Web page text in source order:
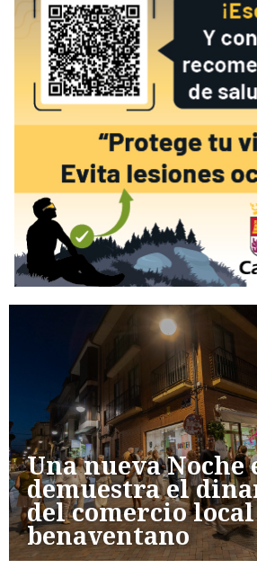
Una nueva Noche
demuestra el
del comercio local
benaventano